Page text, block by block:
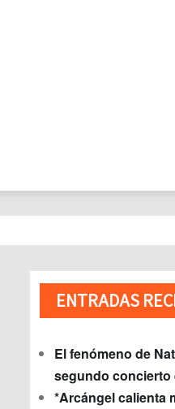
ENTRADAS
El fenómeno de
segundo concierto
*Arcángel calienta